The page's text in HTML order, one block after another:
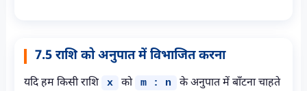
7.5 राशि को अनुपात में विभाजित करना
यदि हम किसी राशि x को m : n
के अनुपात में बाँटना चाहते